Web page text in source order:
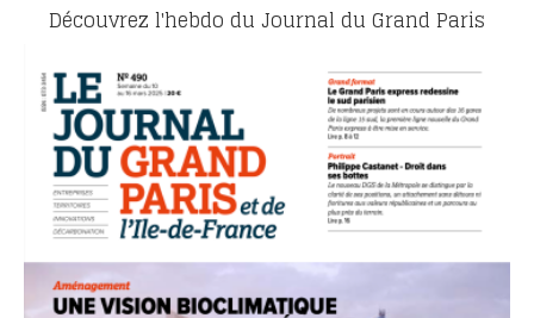
Découvrez l'hebdo du Journal du Grand Paris